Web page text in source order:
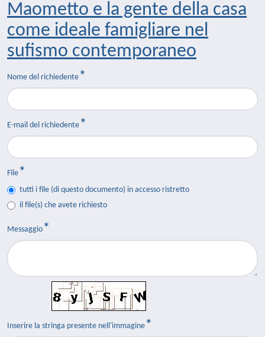
Maometto e la gente della casa
come ideale famigliare nel
sufismo contemporaneo
Nome del richiedente
E-mail del richiedente
File
tutti i file (di questo documento) in accesso ristretto
il file(s) che avete richiesto
Messaggio
Inserire la stringa presente nell'immagine